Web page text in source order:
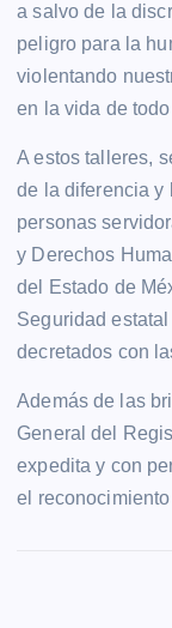
a salvo de la
peligro para la
violentando
en la vida de
A estos talleres,
de la diferencia y
personas
y Derechos
del Estado de
Seguridad
decretados con
Además de las
General del
expedita y con
el